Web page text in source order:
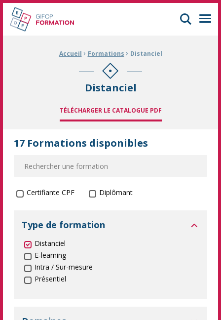
GIFOP Formation Centre de formation continue à Mulhouse
Accueil › Formations › Distanciel
Distanciel
TÉLÉCHARGER LE CATALOGUE PDF
17 Formations disponibles
Formation certifiante
Certifiante CPF Diplômant
Type de formation
Distanciel
E-learning
Intra / Sur-mesure
Présentiel